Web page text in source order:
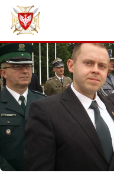
AKTUALNOŚCI
O ZWIĄZKU
DOKUMENTY
RELACJE FILMOWE